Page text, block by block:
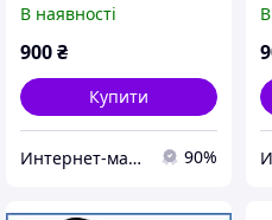
В наявності
900₴
Купити
Интернет-магазин ChicCarry 90%